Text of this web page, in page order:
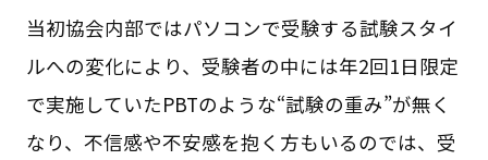
当初協会内部ではパソコンで受験する試験スタイ
ルへの変化により、受験者の中には年2回1日限定
で実施していたPBTのような“試験の重み”が無く
なり、不信感や不安感を抱く方もいるのでは、受